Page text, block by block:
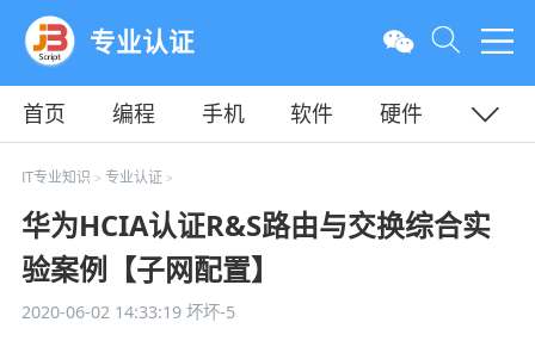
专业认证
首页 编程 手机 软件
硬件
教程
平面
IT专业知识 > 专业认证 >
华为HCIA认证R&S路由与交换综合实
验案例【子网配置】
2020-06-02 14:33:19坏坏-5